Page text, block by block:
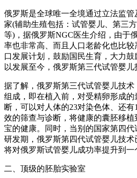
俄罗斯是全球唯一全境通过立法监
家(辅助生殖包括：试管婴儿、第三
等)，据俄罗斯NGC医生介绍，由于
率也非常高、而且人口老龄化也比
口发展计划，鼓励国民生育，大力
以发展至今，俄罗斯第三代试管婴儿
据了解，俄罗斯第三代试管婴儿技术
组成，即在植入前，对受精卵形成
断，可以对人体的23对染色体、还
效的筛查与诊断，将健康的囊胚移
宝的健康。同时，当别的国家第四
研发期，俄罗斯第四代试管婴儿技
将对俄罗斯试管婴儿成功率提升到一
二、顶级的胚胎实验室